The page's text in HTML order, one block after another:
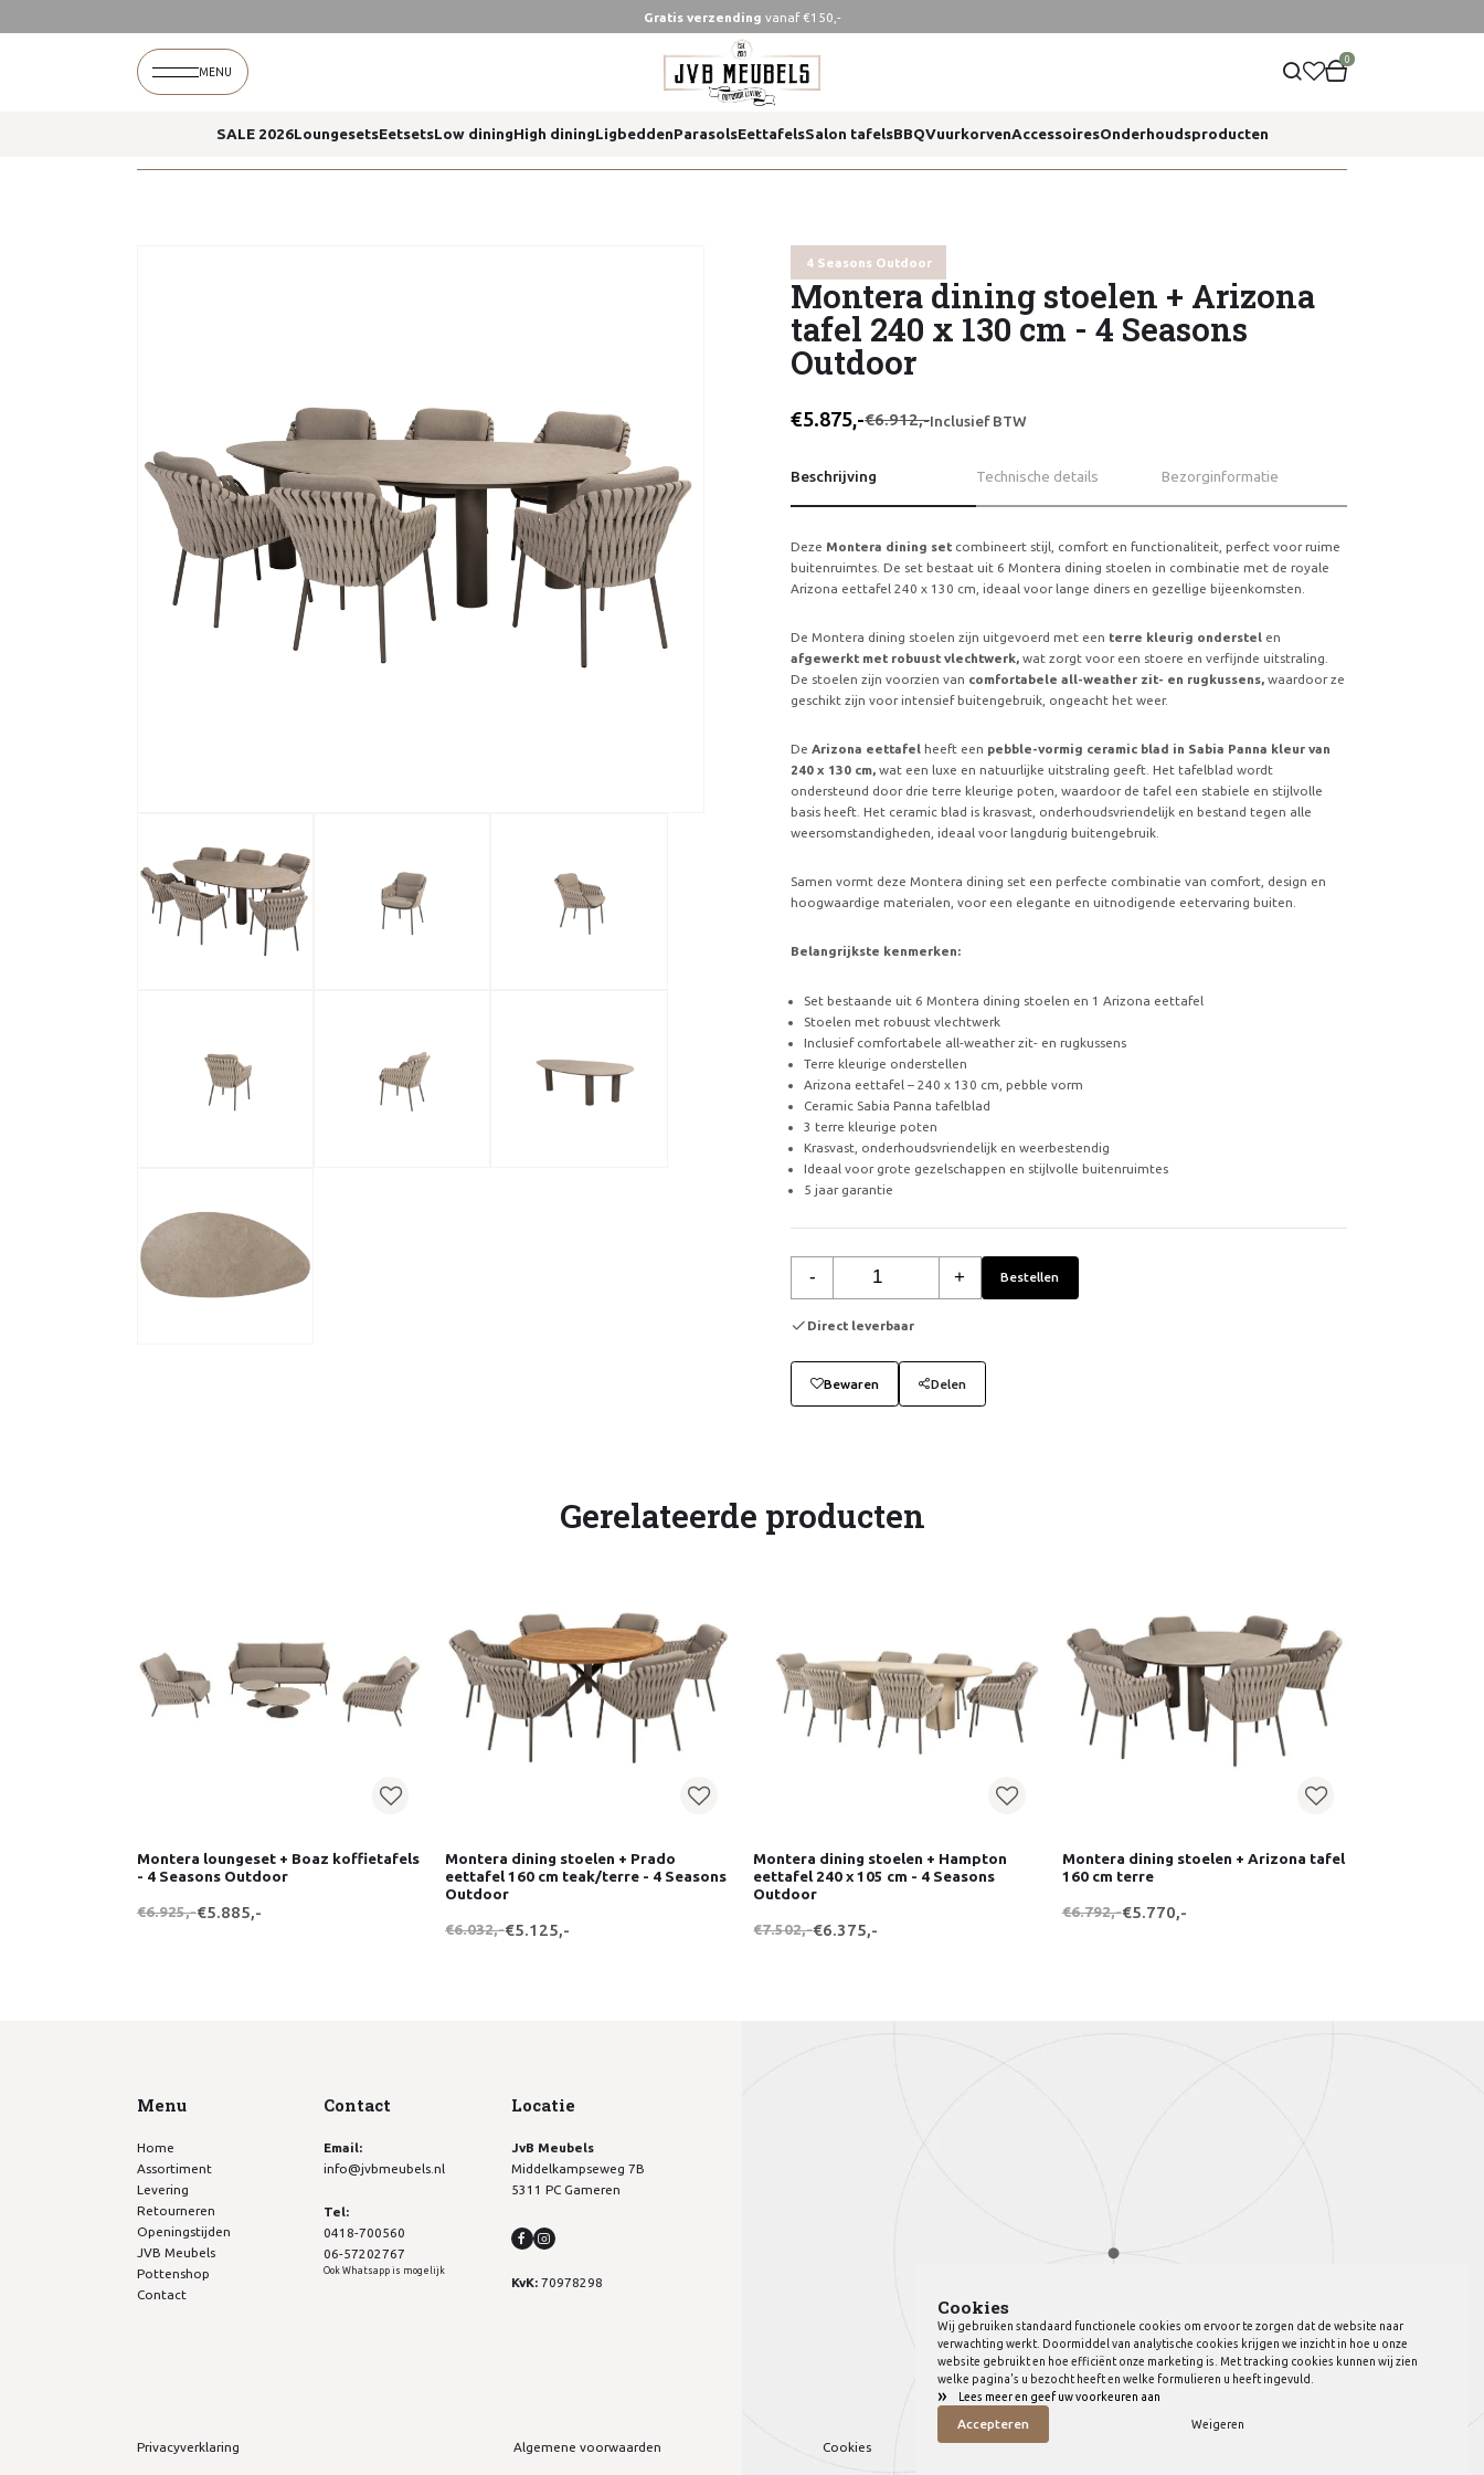
Gratis verzending vanaf €150,-
MENU
0
SALE 2026LoungesetsEetsetsLow diningHigh diningLigbeddenParasolsEettafelsSalon tafelsBBQVuurkorvenAccessoiresOnderhoudsproducten
Montera dining stoelen arizona tafel 240 x 130 cm 4 seasons outdoor
Montera dining stoelen arizona tafel 240 x 130 cm 4 seasons outdoor
4 Seasons Outdoor
Montera dining stoelen + Arizona
tafel 240 x 130 cm - 4 Seasons
Outdoor
€5.875,-€6.912,-Inclusief BTW
Beschrijving Technische details Bezorginformatie
Deze Montera dining set combineert stijl, comfort en functionaliteit, perfect voor ruime
buitenruimtes. De set bestaat uit 6 Montera dining stoelen in combinatie met de royale
Arizona eettafel 240 x 130 cm, ideaal voor lange diners en gezellige bijeenkomsten.
De Montera dining stoelen zijn uitgevoerd met een terre kleurig onderstel en
afgewerkt met robuust vlechtwerk, wat zorgt voor een stoere en verfijnde uitstraling.
De stoelen zijn voorzien van comfortabele all-weather zit- en rugkussens, waardoor ze
geschikt zijn voor intensief buitengebruik, ongeacht het weer.
DeArizona eettafelheeft een pebble-vormig ceramic blad in Sabia Panna kleur van
240 x 130 cm,wat een luxe en natuurlijke uitstraling geeft. Het tafelblad wordt
ondersteund door drie terre kleurige poten, waardoor de tafel een stabiele en stijlvolle
basis heeft. Het ceramic blad is krasvast, onderhoudsvriendelijk en bestand tegen alle
weersomstandigheden, ideaal voor langdurig buitengebruik.
Samen vormt deze Montera dining set een perfecte combinatie van comfort, design en
hoogwaardige materialen, voor een elegante en uitnodigende eetervaring buiten.
Belangrijkste kenmerken:
Set bestaande uit 6 Montera dining stoelen en 1 Arizona eettafel
Stoelen met robuust vlechtwerk
Inclusief comfortabele all-weather zit- en rugkussens
Terre kleurige onderstellen
Arizona eettafel – 240 x 130 cm, pebble vorm
Ceramic Sabia Panna tafelblad
3 terre kleurige poten
Krasvast, onderhoudsvriendelijk en weerbestendig
Ideaal voor grote gezelschappen en stijlvolle buitenruimtes
5 jaar garantie
- + Bestellen
Direct leverbaar
Bewaren Delen
Gerelateerde producten
Montera loungeset + Boaz koffietafels
- 4 Seasons Outdoor
€6.925,-€5.885,-
Montera dining stoelen + Prado
eettafel 160 cm teak/terre - 4 Seasons
Outdoor
€6.032,-€5.125,-
Montera dining stoelen + Hampton
eettafel 240 x 105 cm - 4 Seasons
Outdoor
€7.502,-€6.375,-
Montera dining stoelen + Arizona tafel
160 cm terre
€6.792,-€5.770,-
Menu
Home
Assortiment
Levering
Retourneren
Openingstijden
JVB Meubels
Pottenshop
Contact
Contact
Email:
info@jvbmeubels.nl
Tel:
0418-700560
06-57202767
Ook Whatsapp is mogelijk
Locatie
JvB Meubels
Middelkampseweg 7B
5311 PC Gameren
KvK:70978298
Privacyverklaring Algemene voorwaarden Cookies
Cookies
Wij gebruiken standaard functionele cookies om ervoor te zorgen dat de website naar
verwachting werkt. Doormiddel van analytische cookies krijgen we inzicht in hoe u onze
website gebruikt en hoe efficiënt onze marketing is. Met tracking cookies kunnen wij zien
welke pagina's u bezocht heeft en welke formulieren u heeft ingevuld.
» Lees meer en geef uw voorkeuren aan
Accepteren Weigeren